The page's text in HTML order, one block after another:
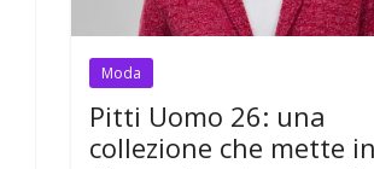
Moda
Pitti Uomo 26: una
collezione che mette in